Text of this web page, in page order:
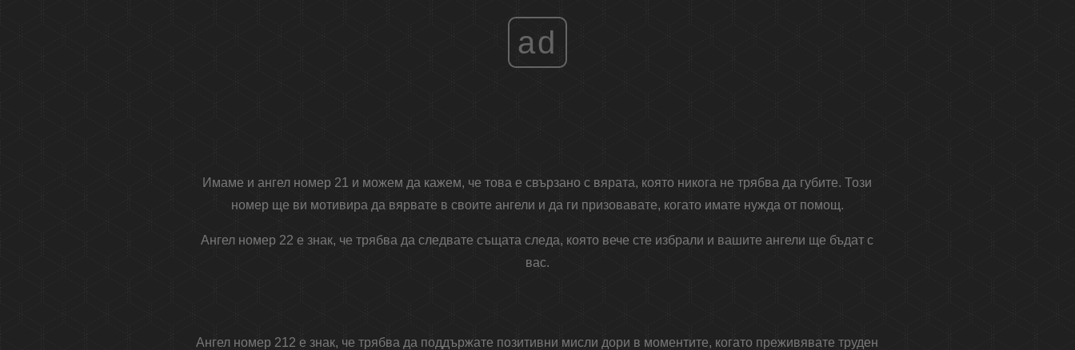
ad
Имаме и ангел номер 21 и можем да кажем, че това е свързано с вярата, която никога не трябва да губите. Този
номер ще ви мотивира да вярвате в своите ангели и да ги призовавате, когато имате нужда от помощ.
Ангел номер 22 е знак, че трябва да следвате същата следа, която вече сте избрали и вашите ангели ще бъдат с
вас.
Ангел номер 212 е знак, че трябва да поддържате позитивни мисли дори в моментите, когато преживявате труден